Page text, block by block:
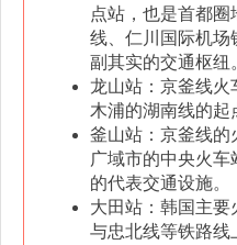
点站，也是首都圈
线、仁川国际机场
副其实的交通枢纽
龙山站：京釜线火
木浦的湖南线的起
釜山站：京釜线的
广域市的中央火
的代表交通设施。
大田站：韩国主
与忠北线等铁路线